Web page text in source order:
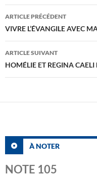
Navigation
des
articles
ARTICLE PRÉCÉDENT
VIVRE L’ÉVANGILE AVEC
ARTICLE SUIVANT
HOMÉLIE ET REGINA
À NOTER
NOTE 105